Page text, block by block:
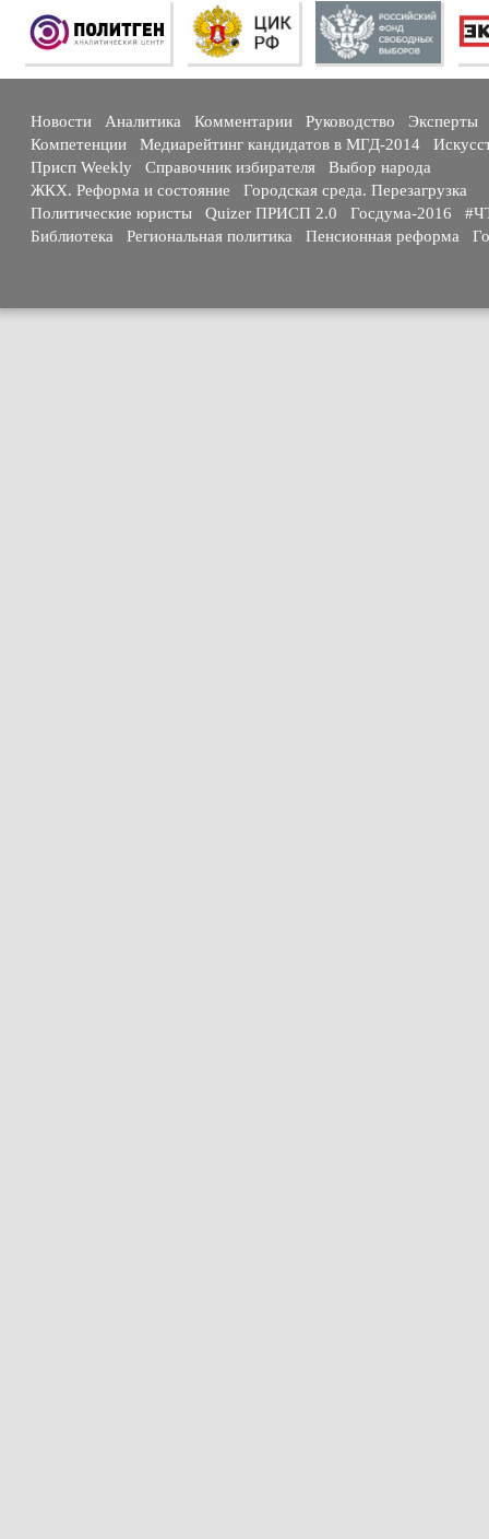
Новости Аналитика Комментарии Руководство
Эксперты
Компетенции
Медиарейтинг кандидатов в МГД-2014
Присп Weekly
Справочник избирателя
Выбор народа
ЖКХ. Реформа и состояние
Городская среда. Перезагрузка
Политические юристы
Quizer ПРИСП 2.0 Госдума-2016
Библиотека
Региональная политика Пенсионная реформа